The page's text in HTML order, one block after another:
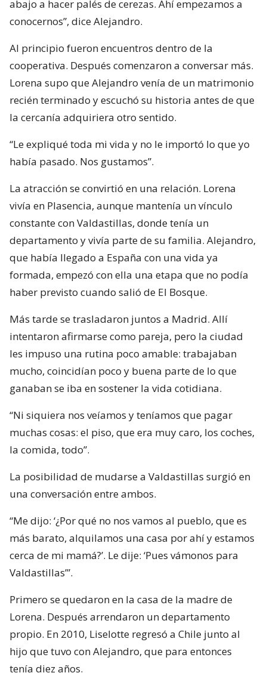
abajo a hacer palés de cerezas. Ahí empezamos a
conocernos”, dice Alejandro.
Al principio fueron encuentros dentro de la
cooperativa. Después comenzaron a conversar más.
Lorena supo que Alejandro venía de un matrimonio
recién terminado y escuchó su historia antes de que
la cercanía adquiriera otro sentido.
“Le expliqué toda mi vida y no le importó lo que yo
había pasado. Nos gustamos”.
La atracción se convirtió en una relación. Lorena
vivía en Plasencia, aunque mantenía un vínculo
constante con Valdastillas, donde tenía un
departamento y vivía parte de su familia. Alejandro,
que había llegado a España con una vida ya
formada, empezó con ella una etapa que no podía
haber previsto cuando salió de El Bosque.
Más tarde se trasladaron juntos a Madrid. Allí
intentaron afirmarse como pareja, pero la ciudad
les impuso una rutina poco amable: trabajaban
mucho, coincidían poco y buena parte de lo que
ganaban se iba en sostener la vida cotidiana.
“Ni siquiera nos veíamos y teníamos que pagar
muchas cosas: el piso, que era muy caro, los coches,
la comida, todo”.
La posibilidad de mudarse a Valdastillas surgió en
una conversación entre ambos.
“Me dijo: ‘¿Por qué no nos vamos al pueblo, que es
más barato, alquilamos una casa por ahí y estamos
cerca de mi mamá?’. Le dije: ‘Pues vámonos para
Valdastillas’”.
Primero se quedaron en la casa de la madre de
Lorena. Después arrendaron un departamento
propio. En 2010, Liselotte regresó a Chile junto al
hijo que tuvo con Alejandro, que para entonces
tenía diez años.